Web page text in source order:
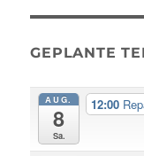
GEPLANTE
AUG.
8
Sa.
12:00